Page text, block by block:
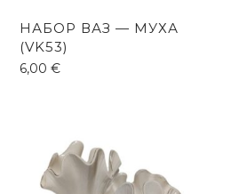
НАБОР ВАЗ — МУХА
(VK53)
6,00 €